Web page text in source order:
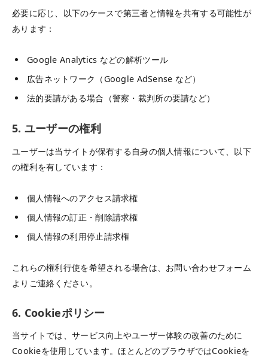
必要に応じ、以下のケースで第三者と情報を共有する可能性が
あります：
Google Analytics などの解析ツール
広告ネットワーク（Google AdSense など）
法的要請がある場合（警察・裁判所の要請など）
5. ユーザーの権利
ユーザーは当サイトが保有する自身の個人情報について、以下
の権利を有しています：
個人情報へのアクセス請求権
個人情報の訂正・削除請求権
個人情報の利用停止請求権
これらの権利行使を希望される場合は、お問い合わせフォーム
よりご連絡ください。
6. Cookieポリシー
当サイトでは、サービス向上やユーザー体験の改善のために
Cookieを使用しています。ほとんどのブラウザではCookieを